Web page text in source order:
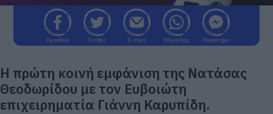
Facebook Twitter E-mail WhatsApp Messenger
Η πρώτη κοινή εμφάνιση της Νατάσας
Θεοδωρίδου με τον Ευβοιώτη
επιχειρηματία Γιάννη Καρυπίδη.